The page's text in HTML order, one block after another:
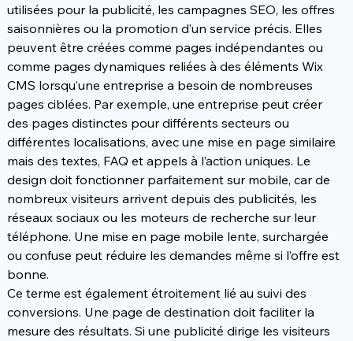
utilisées pour la publicité, les campagnes SEO, les offres
saisonnières ou la promotion d’un service précis. Elles
peuvent être créées comme pages indépendantes ou
comme pages dynamiques reliées à des éléments Wix
CMS lorsqu’une entreprise a besoin de nombreuses
pages ciblées. Par exemple, une entreprise peut créer
des pages distinctes pour différents secteurs ou
différentes localisations, avec une mise en page similaire
mais des textes, FAQ et appels à l’action uniques. Le
design doit fonctionner parfaitement sur mobile, car de
nombreux visiteurs arrivent depuis des publicités, les
réseaux sociaux ou les moteurs de recherche sur leur
téléphone. Une mise en page mobile lente, surchargée
ou confuse peut réduire les demandes même si l’offre est
bonne.
Ce terme est également étroitement lié au suivi des
conversions. Une page de destination doit faciliter la
mesure des résultats. Si une publicité dirige les visiteurs